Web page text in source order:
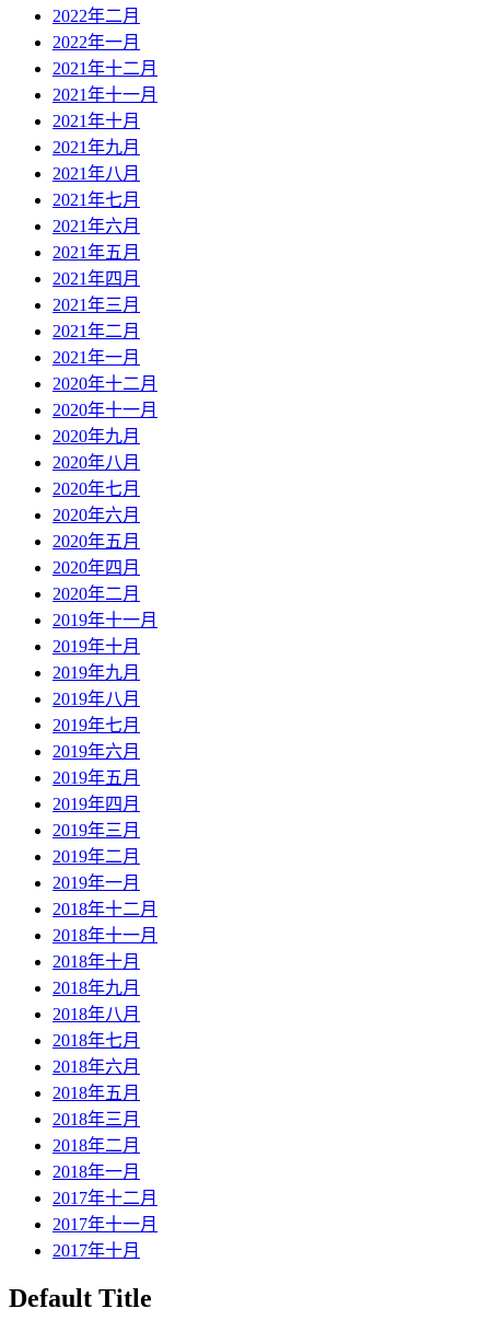
2022年二月
2022年一月
2021年十二月
2021年十一月
2021年十月
2021年九月
2021年八月
2021年七月
2021年六月
2021年五月
2021年四月
2021年三月
2021年二月
2021年一月
2020年十二月
2020年十一月
2020年九月
2020年八月
2020年七月
2020年六月
2020年五月
2020年四月
2020年二月
2019年十一月
2019年十月
2019年九月
2019年八月
2019年七月
2019年六月
2019年五月
2019年四月
2019年三月
2019年二月
2019年一月
2018年十二月
2018年十一月
2018年十月
2018年九月
2018年八月
2018年七月
2018年六月
2018年五月
2018年三月
2018年二月
2018年一月
2017年十二月
2017年十一月
2017年十月
Default Title